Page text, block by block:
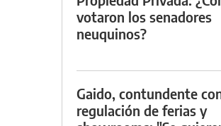
votaron los senadores
neuquinos?
Gaido, contundente
regulación de ferias y